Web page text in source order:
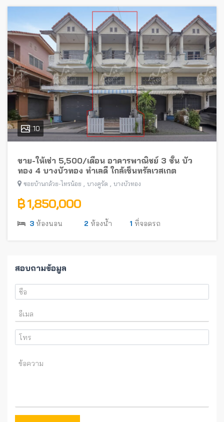
10
ขาย-ให้เช่า 5,500/เดือน อาคารพาณิชย์ 3 ชั้น บัว
ทอง 4 บางบัวทอง ทำเลดี ใกล้เซ็นทรัลเวสเกต
ซอยบ้านกล้วย-ไทรน้อย , บางคูรัด , บางบัวทอง
฿ 1,850,000
3 ห้องนอน 2 ห้องน้ำ 1 ที่จอดรถ
สอบถามข้อมูล